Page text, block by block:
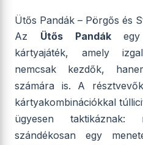
Ütős Pandák – Pörgős és
Az Ütős Pandákegy
kártyajáték, amely
nemcsak kezdők,
számára is. A
kártyakombinációkkal
ügyesen
szándékosan egy